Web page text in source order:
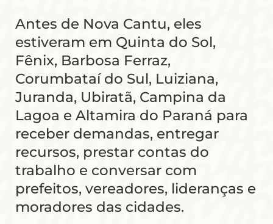
Antes de Nova Cantu, eles
estiveram em Quinta do Sol,
Fênix, Barbosa Ferraz,
Corumbataí do Sul, Luiziana,
Juranda, Ubiratã, Campina da
Lagoa e Altamira do Paraná para
receber demandas, entregar
recursos, prestar contas do
trabalho e conversar com
prefeitos, vereadores, lideranças e
moradores das cidades.